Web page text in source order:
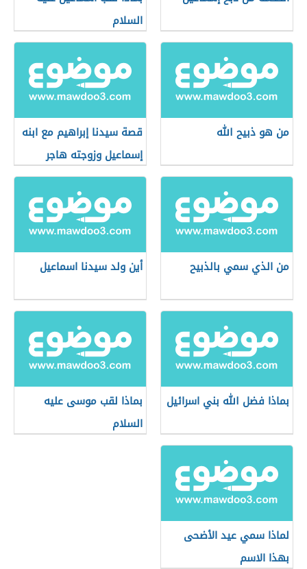
السلام
من هو ذبيح الله
قصة سيدنا إبراهيم مع ابنه
إسماعيل وزوجته هاجر
من الذي سمي بالذبيح أين ولد سيدنا اسماعيل
بماذا فضل الله بني اسرائيل
بماذا لقب موسى عليه
السلام
لماذا سمي عيد الأضحى
بهذا الاسم